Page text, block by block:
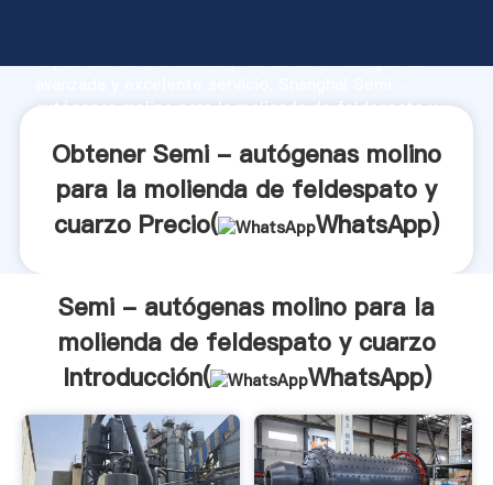
capacidad de producción, fuerza de investigación
autógenas molino para la molienda de feldespato y
todos los clientes.
Obtener Semi - autógenas molino
para la molienda de feldespato y
cuarzo Precio(
WhatsApp)
Semi - autógenas molino para la
molienda de feldespato y cuarzo
Introducción(
WhatsApp)